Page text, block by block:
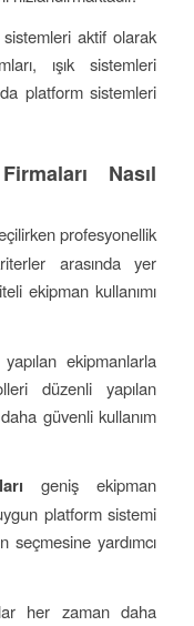
aktif olarak
ışık sistemleri
platform sistemleri
Nasıl
profesyonellik
arasında yer
ekipman kullanımı
ekipmanlarla
düzenli yapılan
güvenli kullanım
geniş ekipman
platform sistemi
seçmesine yardımcı
her zaman daha